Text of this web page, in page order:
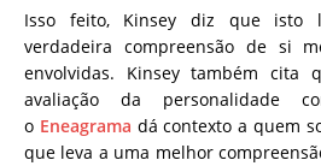
Isso feito, Kinsey diz que isto
verdadeira compreensão de si
envolvidas. Kinsey também cita
avaliação da personalidade
o Eneagrama dá contexto a quem
que leva a uma melhor